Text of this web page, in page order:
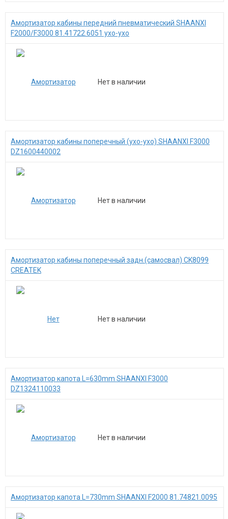
Амортизатор кабины передний пневматический SHAANXI
F2000/F3000 81.41722.6051 ухо-ухо
Нет в наличии
Амортизатор кабины поперечный (ухо-ухо) SHAANXI F3000
DZ1600440002
Нет в наличии
Амортизатор кабины поперечный задн.(самосвал) CK8099
CREATEK
Нет в наличии
Амортизатор капота L=630mm SHAANXI F3000
DZ1324110033
Нет в наличии
Амортизатор капота L=730mm SHAANXI F2000 81.74821.0095